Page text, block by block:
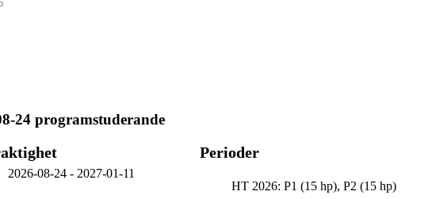
24 programstuderande
2026-08-24 - 2027-01-11
Perioder
HT 2026: P1 (15 hp), P2 (15 hp)